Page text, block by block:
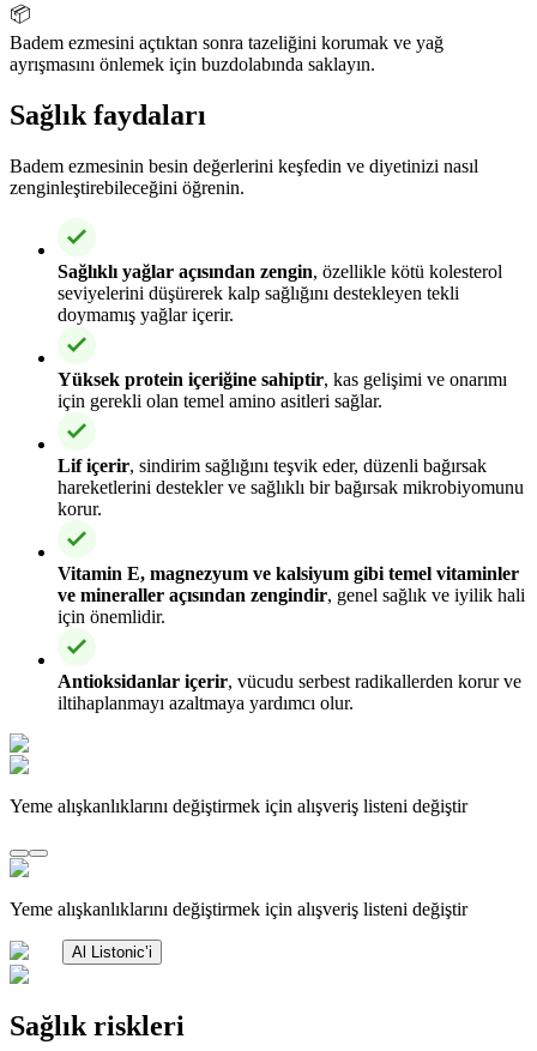
📦
Badem ezmesini açtıktan sonra tazeliğini korumak ve yağ
ayrışmasını önlemek için buzdolabında saklayın.
Sağlık faydaları
Badem ezmesinin besin değerlerini keşfedin ve diyetinizi nasıl
zenginleştirebileceğini öğrenin.
Sağlıklı yağlar açısından zengin, özellikle kötü kolesterol
seviyelerini düşürerek kalp sağlığını destekleyen tekli
doymamış yağlar içerir.
Yüksek protein içeriğine sahiptir, kas gelişimi ve onarımı
için gerekli olan temel amino asitleri sağlar.
Lif içerir, sindirim sağlığını teşvik eder, düzenli bağırsak
hareketlerini destekler ve sağlıklı bir bağırsak mikrobiyomunu
korur.
Vitamin E, magnezyum ve kalsiyum gibi temel vitaminler
ve mineraller açısından zengindir, genel sağlık ve iyilik hali
için önemlidir.
Antioksidanlar içerir, vücudu serbest radikallerden korur ve
iltihaplanmayı azaltmaya yardımcı olur.
Yeme alışkanlıklarını değiştirmek için alışveriş listeni değiştir
Yeme alışkanlıklarını değiştirmek için alışveriş listeni değiştir
Al Listonic’i
Sağlık riskleri